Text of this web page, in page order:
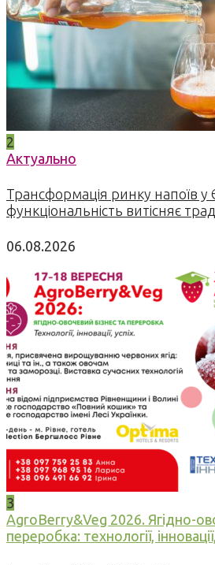
2
Актуально
Трансформація ринку напоїв у
функціональність витісняє
06.08.2026
3
AgroBerry&Veg 2026. Ягідно-
переробка: технології,